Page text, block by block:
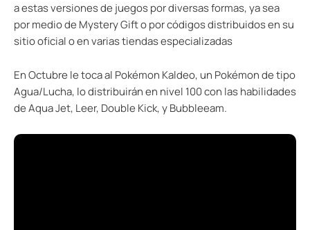
a estas versiones de juegos por diversas formas, ya sea
por medio de Mystery Gift o por códigos distribuidos en su
sitio oficial o en varias tiendas especializadas
En Octubre le toca al Pokémon Kaldeo, un Pokémon de tipo
Agua/Lucha, lo distribuirán en nivel 100 con las habilidades
de Aqua Jet, Leer, Double Kick, y Bubbleeam.